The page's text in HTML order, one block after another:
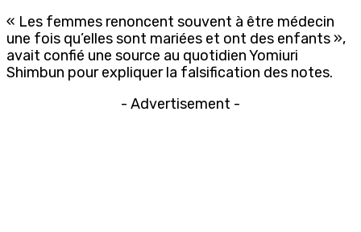
« Les femmes renoncent souvent à être médecin
une fois qu’elles sont mariées et ont des enfants »,
avait confié une source au quotidien Yomiuri
Shimbun pour expliquer la falsification des notes.
- Advertisement -